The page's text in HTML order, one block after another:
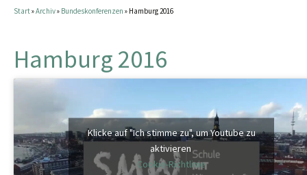
springen
Start»Archiv» Bundeskonferenzen » Hamburg 2016
Hamburg 2016
Klicke auf "Ich stimme zu", um Youtube zu
aktivieren
Cookie-Richtlinie